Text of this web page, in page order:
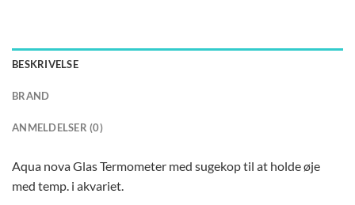
BESKRIVELSE
BRAND
ANMELDELSER (0)
Aqua nova Glas Termometer med sugekop til at holde øje
med temp. i akvariet.